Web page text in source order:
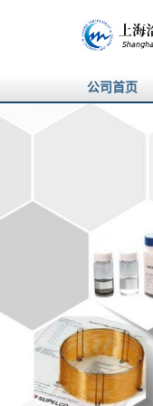
公司首页